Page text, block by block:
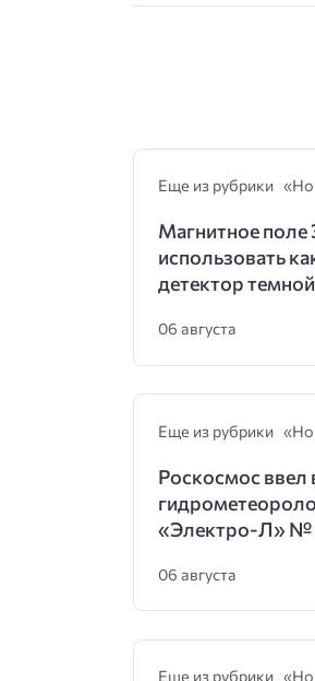
Еще из рубрики
Магнитное
использовать
детектор
06 августа
Еще из рубрики
Роскосмос ввел
«Электро-Л» №
06 августа
Еще из рубрики